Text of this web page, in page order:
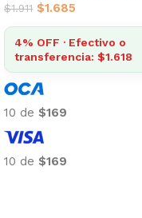
$1.911 $1.685
4% OFF · Efectivo o
transferencia: $1.618
10 de $169
10 de $169